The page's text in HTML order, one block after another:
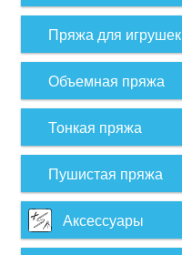
Пряжа для игрушек
Объемная пряжа
Тонкая пряжа
Пушистая пряжа
Аксессуары